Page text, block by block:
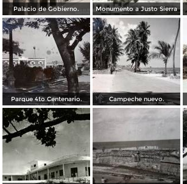
Palacio de Gobierno. Monumento a Justo Sierra
Parque 4to Centenario. Campeche nuevo.